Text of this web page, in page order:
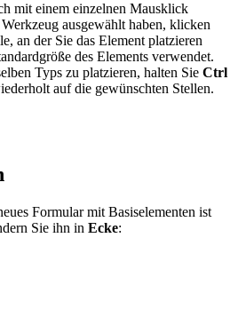
mit einem einzelnen Mausklick
ausgewählt haben, klicken
an der Sie das Element platzieren
des Elements verwendet.
Typs zu platzieren, halten Sie Ctrl
auf die gewünschten Stellen.
Formular mit Basiselementen ist
Sie ihn in Ecke: